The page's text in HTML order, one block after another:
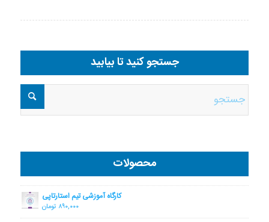
جستجو کنید تا بیابید
محصولات
کارگاه آموزشی تیم استارتاپی
۸۹۰,۰۰۰ تومان